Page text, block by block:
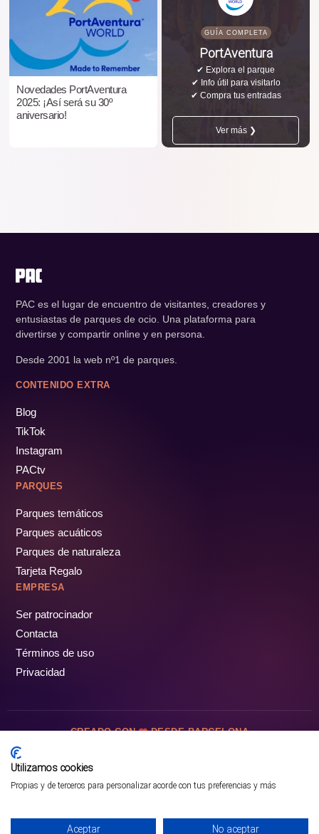
Novedades PortAventura
2025: ¡Así será su 30º
aniversario!
GUÍA COMPLETA
PortAventura
✔ Explora el parque
✔ Info útil para visitarlo
✔ Compra tus entradas
Ver más ❯
PAC es el lugar de encuentro de visitantes, creadores y
entusiastas de parques de ocio. Una plataforma para
divertirse y compartir online y en persona.
Desde 2001 la web nº1 de parques.
CONTENIDO EXTRA
Blog
TikTok
Instagram
PACtv
PARQUES
Parques temáticos
Parques acuáticos
Parques de naturaleza
Tarjeta Regalo
EMPRESA
Ser patrocinador
Contacta
Términos de uso
Privacidad
CREADO CON DESDE BARCELONA
Utilizamos cookies
Propias y de terceros para personalizar acorde con tus preferencias y más
Aceptar No aceptar